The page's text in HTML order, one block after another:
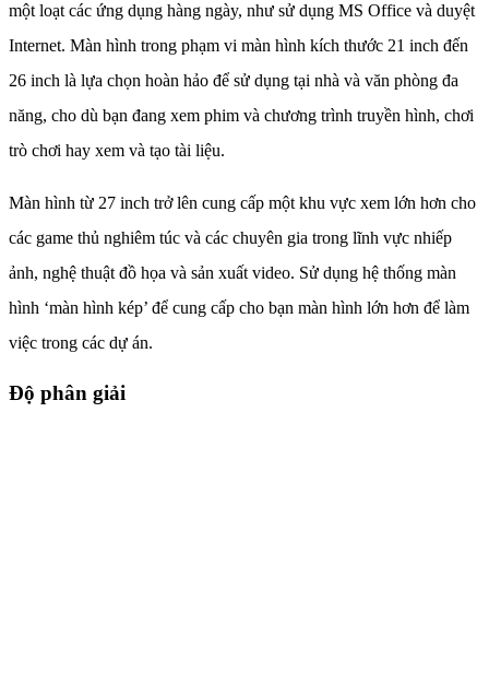
một loạt các ứng dụng hàng ngày, như sử dụng MS Office và duyệt
Internet. Màn hình trong phạm vi màn hình kích thước 21 inch đến
26 inch là lựa chọn hoàn hảo để sử dụng tại nhà và văn phòng đa
năng, cho dù bạn đang xem phim và chương trình truyền hình, chơi
trò chơi hay xem và tạo tài liệu.
Màn hình từ 27 inch trở lên cung cấp một khu vực xem lớn hơn cho
các game thủ nghiêm túc và các chuyên gia trong lĩnh vực nhiếp
ảnh, nghệ thuật đồ họa và sản xuất video. Sử dụng hệ thống màn
hình ‘màn hình kép’ để cung cấp cho bạn màn hình lớn hơn để làm
việc trong các dự án.
Độ phân giải